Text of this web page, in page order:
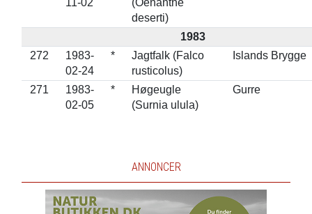
11-02
(Oenanthe
deserti)
1983
272
1983-
02-24
*
Jagtfalk (Falco
rusticolus)
Islands Brygge
271
1983-
02-05
*
Høgeugle
(Surnia ulula)
Gurre
ANNONCER